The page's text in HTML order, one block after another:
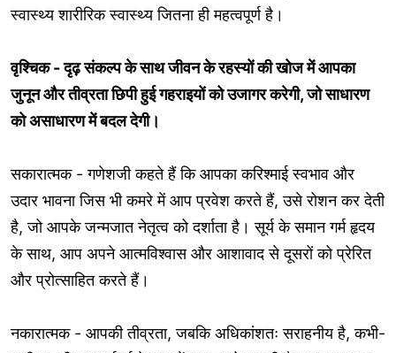
स्वास्थ्य शारीरिक स्वास्थ्य जितना ही महत्वपूर्ण है।
वृश्चिक - दृढ़ संकल्प के साथ जीवन के रहस्यों की खोज में आपका
जुनून और तीव्रता छिपी हुई गहराइयों को उजागर करेगी, जो साधारण
को असाधारण में बदल देगी।
सकारात्मक - गणेशजी कहते हैं कि आपका करिश्माई स्वभाव और
उदार भावना जिस भी कमरे में आप प्रवेश करते हैं, उसे रोशन कर देती
है, जो आपके जन्मजात नेतृत्व को दर्शाता है। सूर्य के समान गर्म हृदय
के साथ, आप अपने आत्मविश्वास और आशावाद से दूसरों को प्रेरित
और प्रोत्साहित करते हैं।
नकारात्मक - आपकी तीव्रता, जबकि अधिकांशतः सराहनीय है, कभी-